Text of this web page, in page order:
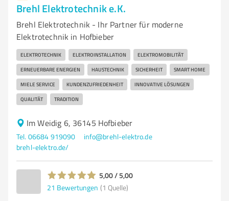
Brehl Elektrotechnik e.K.
Brehl Elektrotechnik - Ihr Partner für moderne
Elektrotechnik in Hofbieber
ELEKTROTECHNIK ELEKTROINSTALLATION ELEKTROMOBILITÄT
ERNEUERBARE ENERGIEN HAUSTECHNIK SICHERHEIT SMART HOME
MIELE SERVICE KUNDENZUFRIEDENHEIT INNOVATIVE LÖSUNGEN
QUALITÄT TRADITION
Im Weidig 6, 36145 Hofbieber
Tel. 06684 919090
info@brehl-elektro.de
brehl-elektro.de/
5,00 / 5,00
21 Bewertungen (1 Quelle)